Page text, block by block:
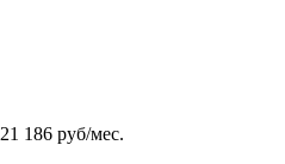
21 186 руб/мес.